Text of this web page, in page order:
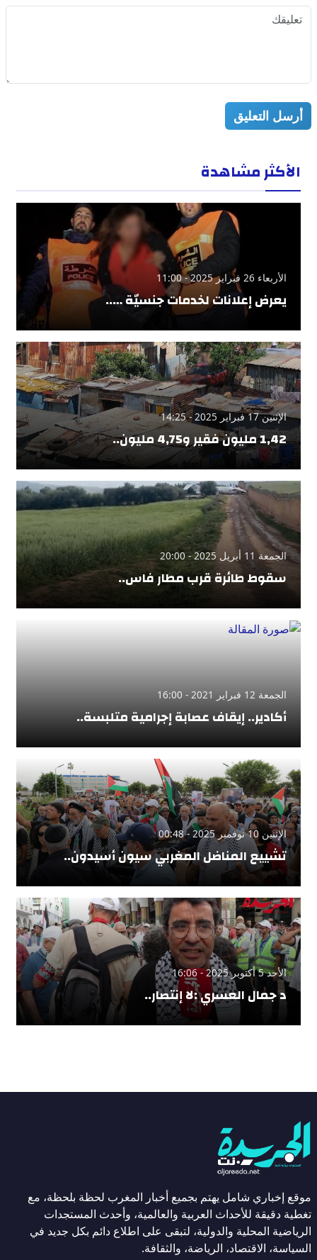
أرسل التعليق
الأكثر مشاهدة
الأربعاء 26 فبراير 2025 - 11:00
يعرض إعلانات لخدمات جنسيّة …..
الإثنين 17 فبراير 2025 - 14:25
1,42 مليون فقير و4,75 مليون..
الجمعة 11 أبريل 2025 - 20:00
سقوط طائرة قرب مطار فاس..
الجمعة 12 فبراير 2021 - 16:00
أكادير.. إيقاف عصابة إجرامية متلبسة..
الإثنين 10 نوفمبر 2025 - 00:48
تشييع المناضل المغربي سيون أسيدون..
الأحد 5 أكتوبر 2025 - 16:06
د جمال العسري :لا إنتصار..
موقع إخباري شامل يهتم بجميع أخبار المغرب لحظة بلحظة، مع
تغطية دقيقة للأحداث العربية والعالمية، وأحدث المستجدات
الرياضية المحلية والدولية، لتبقى على اطلاع دائم بكل جديد في
السياسة، الاقتصاد، الرياضة، والثقافة.